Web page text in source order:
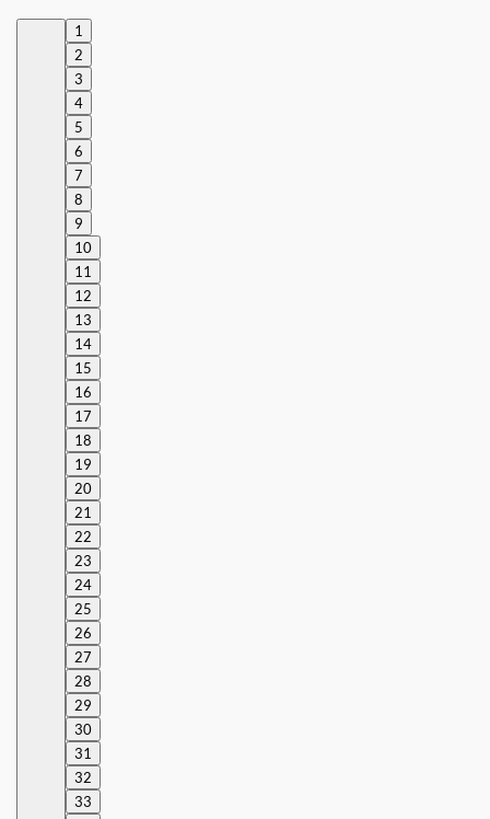
1
2
3
4
5
6
7
8
9
10
11
12
13
14
15
16
17
18
19
20
21
22
23
24
25
26
27
28
29
30
31
32
33